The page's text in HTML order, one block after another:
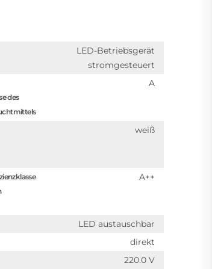
LED-Betriebsgerät
stromgesteuert
des
A
weiß
A++
LED austauschbar
direkt
220.0 V